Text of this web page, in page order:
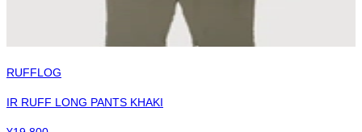
RUFFLOG
IR RUFF LONG PANTS KHAKI